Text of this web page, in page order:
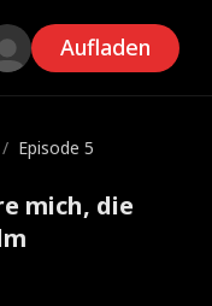
Aufladen
/ Episode 5
mich, die